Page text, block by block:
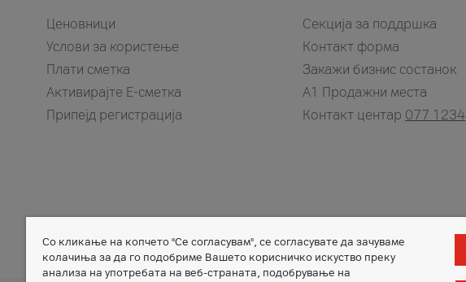
Ценовници
Услови за користење
Плати сметка
Активирајте Е-сметка
Припејд регистрација
Секција за поддршка
Контакт форма
Закажи бизнис состанок
A1 Продажни места
Контакт центар 077 1234
Member of
Со кликање на копчето "Се согласувам", се согласувате да зачуваме
колачиња за да го подобриме Вашето корисничко искуство преку
анализа на употребата на веб-страната, подобрување на